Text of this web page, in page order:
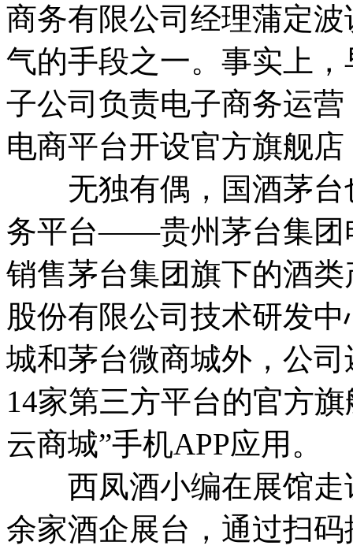
商务有限公司经理蒲定
气的手段之一。事实上
子公司负责电子商务运
电商平台开设官方旗舰
无独有偶，国酒茅台
务平台——贵州茅台集团
销售茅台集团旗下的酒
股份有限公司技术研发
城和茅台微商城外，公
14家第三方平台的官方
云商城”手机APP应用。
西凤酒小编在展馆走
余家酒企展台，通过扫